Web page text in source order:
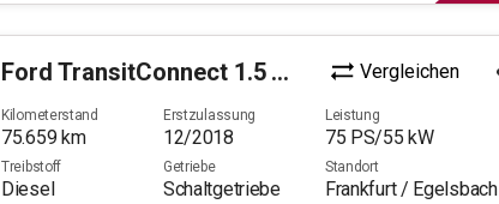
Ford TransitConnect 1.5 TDCi 200 (L1) Vergleichen
Kilometerstand
75.659km
Erstzulassung
12/2018
Leistung
75 PS/55 kW
Treibstoff
Diesel
Getriebe
Schaltgetriebe
Standort
Frankfurt / Egelsbach